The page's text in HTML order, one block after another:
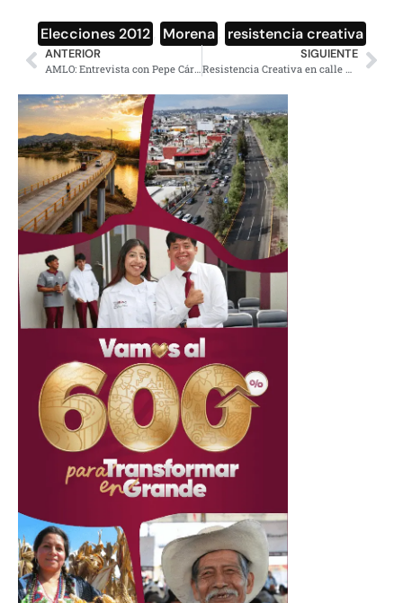
Elecciones 2012 Morena resistencia creativa
ANTERIOR SIGUIENTE